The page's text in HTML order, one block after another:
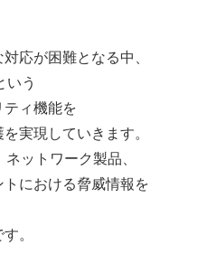
応が困難となる中、
いう
ィ機能を
実現していきます。
ットワーク製品、
における脅威情報を
。